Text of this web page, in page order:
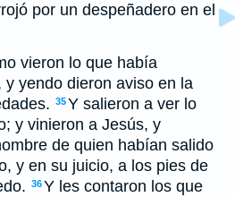
por un despeñadero en el
vieron lo que había
yendo dieron aviso en la
35Y salieron a ver lo
y vinieron a Jesús, y
de quien habían salido
y en su juicio, a los pies de
36Y les contaron los que